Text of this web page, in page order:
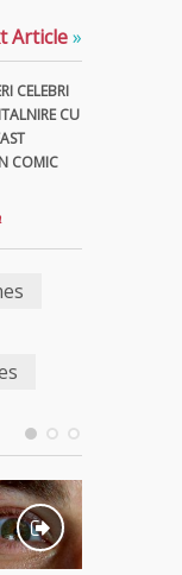
Article»
CELEBRI
CU
COMIC